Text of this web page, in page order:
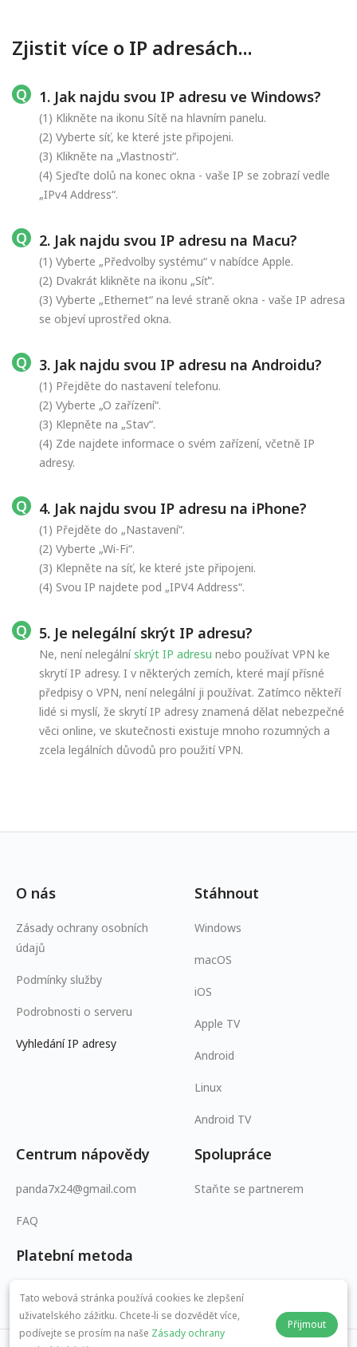
Zjistit více o IP adresách...
1. Jak najdu svou IP adresu ve Windows?
(1) Klikněte na ikonu Sítě na hlavním panelu.
(2) Vyberte síť, ke které jste připojeni.
(3) Klikněte na „Vlastnosti“.
(4) Sjeďte dolů na konec okna - vaše IP se zobrazí vedle
„IPv4 Address“.
2. Jak najdu svou IP adresu na Macu?
(1) Vyberte „Předvolby systému“ v nabídce Apple.
(2) Dvakrát klikněte na ikonu „Síť“.
(3) Vyberte „Ethernet“ na levé straně okna - vaše IP adresa
se objeví uprostřed okna.
3. Jak najdu svou IP adresu na Androidu?
(1) Přejděte do nastavení telefonu.
(2) Vyberte „O zařízení“.
(3) Klepněte na „Stav“.
(4) Zde najdete informace o svém zařízení, včetně IP
adresy.
4. Jak najdu svou IP adresu na iPhone?
(1) Přejděte do „Nastavení“.
(2) Vyberte „Wi-Fi“.
(3) Klepněte na síť, ke které jste připojeni.
(4) Svou IP najdete pod „IPV4 Address“.
5. Je nelegální skrýt IP adresu?
Ne, není nelegálnískrýt IP adresu nebo používat VPN ke
skrytí IP adresy. I v některých zemích, které mají přísné
předpisy o VPN, není nelegální ji používat. Zatímco někteří
lidé si myslí, že skrytí IP adresy znamená dělat nebezpečné
věci online, ve skutečnosti existuje mnoho rozumných a
zcela legálních důvodů pro použití VPN.
O nás
Zásady ochrany osobních
údajů
Podmínky služby
Podrobnosti o serveru
Vyhledání IP adresy
Stáhnout
Windows
macOS
iOS
Apple TV
Android
Linux
Android TV
Centrum nápovědy
panda7x24@gmail.com
FAQ
Spolupráce
Staňte se partnerem
Platební metoda
Tato webová stránka používá cookies ke zlepšení
uživatelského zážitku. Chcete-li se dozvědět více,
podívejte se prosím na naše Zásady ochrany
Přijmout